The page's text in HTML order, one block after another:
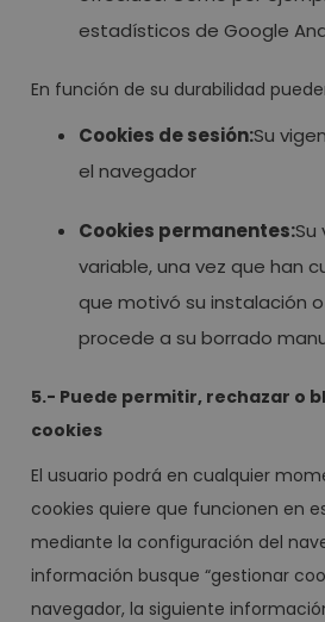
estadísticos de Google
En función de su durabilidad
Cookies de sesión:Su
el navegador
Cookies permanentes:Su
variable, una vez que han
que motivó su instalación
procede a su borrado
5.- Puede permitir, rechazar o
cookies
El usuario podrá en cualquier
cookies quiere que funcionen en
mediante la configuración del
información busque “gestionar
navegador, la siguiente